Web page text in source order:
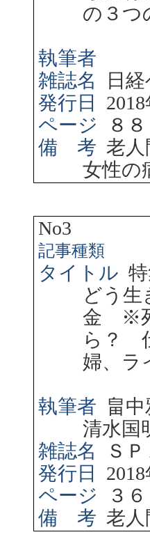
の３つ
執筆者
雑誌名
日
発行日
2018
ページ
８
備 考 老
女性の
No3
記事種類
タイトル
どう
金 ※死
ら？
婦、ラ
執筆者 畠
清水国
雑誌名
Ｓ
発行日
2018
ページ
３
備 考 老人